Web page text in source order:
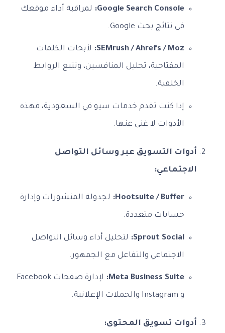
Google Search Console: لمراقبة أداء موقعك
في نتائج بحث Google.
SEMrush / Ahrefs / Moz: لأبحاث الكلمات
المفتاحية، تحليل المنافسين، وتتبع الروابط
الخلفية.
إذا كنت تقدم خدمات سيو في السعودية، فهذه
الأدوات لا غنى عنها.
أدوات التسويق عبر وسائل التواصل
الاجتماعي:
Hootsuite / Buffer: لجدولة المنشورات وإدارة
حسابات متعددة.
Sprout Social: لتحليل أداء وسائل التواصل
الاجتماعي والتفاعل مع الجمهور.
Meta Business Suite: لإدارة صفحات Facebook
و Instagram والحملات الإعلانية.
أدوات تسويق المحتوى: